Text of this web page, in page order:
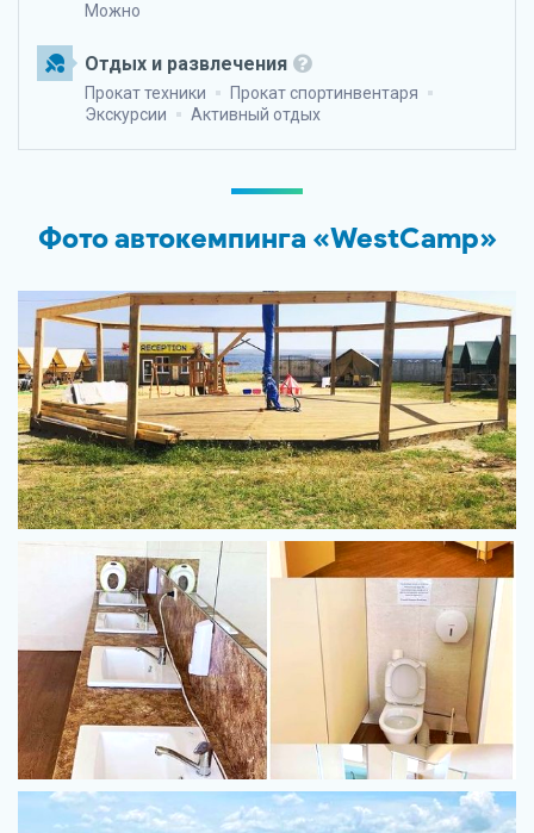
Можно
Отдых и развлечения
Прокат техники
Прокат спортинвентаря
Экскурсии
Активный отдых
Фото автокемпинга «WestCamp»